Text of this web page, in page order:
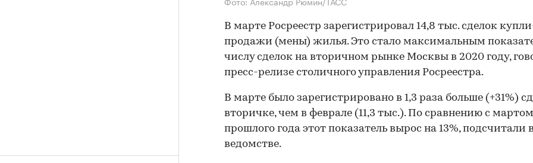
В марте Росреестр зарегистрировал 14,8 тыс. сделок
продажи (мены) жилья. Это стало максимальным
числу сделок на вторичном рынке Москвы в 2020 году,
пресс-релизе столичного управления Росреестра.
В марте было зарегистрировано в 1,3 раза больше (+31%)
вторичке, чем в феврале (11,3 тыс.). По сравнению с мартом
прошлого года этот показатель вырос на 13%, подсчитали
ведомстве.